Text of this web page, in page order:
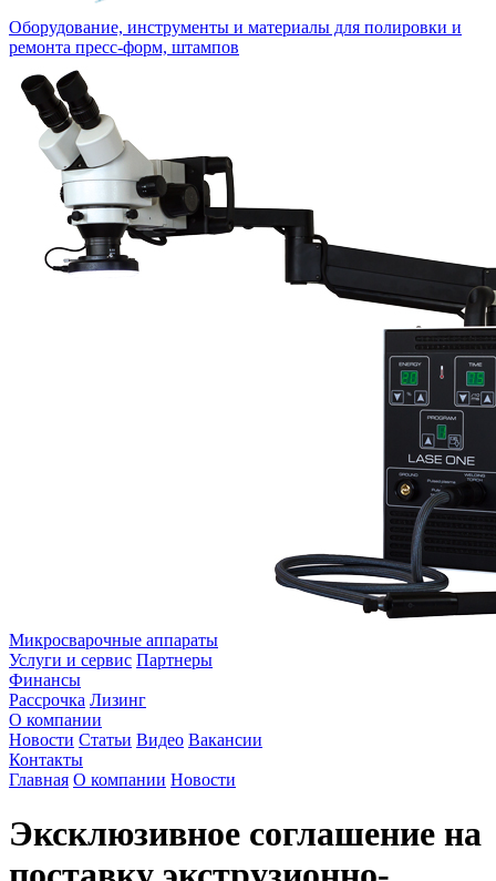
Оборудование, инструменты и материалы для полировки и
ремонта пресс-форм, штампов
Микросварочные аппараты
Услуги и сервис Партнеры
Финансы
Рассрочка Лизинг
О компании
Новости Статьи Видео Вакансии
Контакты
Главная О компании Новости
Эксклюзивное соглашение на